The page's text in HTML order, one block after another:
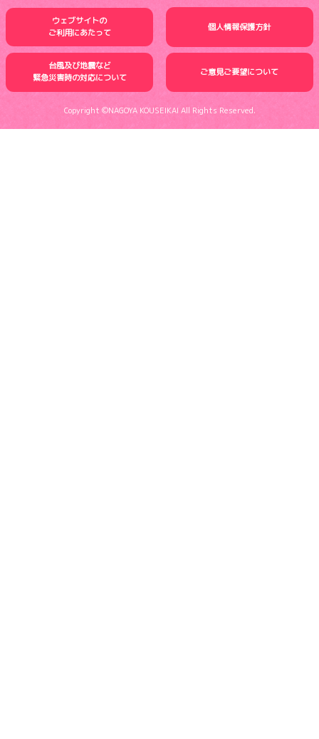
ウェブサイトの
ご利用にあたって
個人情報保護方針
台風及び地震など
緊急災害時の対応について
ご意見ご要望について
Copyright ©NAGOYA KOUSEIKAI All Rights Reserved.